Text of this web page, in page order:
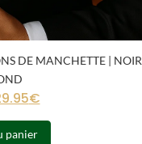
DE MANCHETTE | NOIR
€
panier